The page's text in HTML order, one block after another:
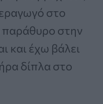
στο
στην
και έχω βάλει
δίπλα στο